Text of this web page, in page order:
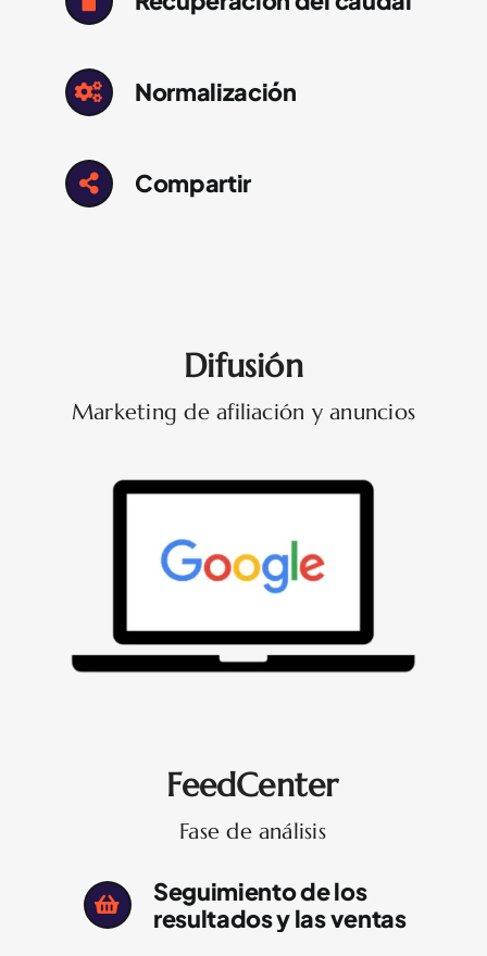
Normalización
Compartir
Difusión
Marketing de afiliación y anuncios
FeedCenter
Fase de análisis
Seguimiento de los
resultados y las ventas